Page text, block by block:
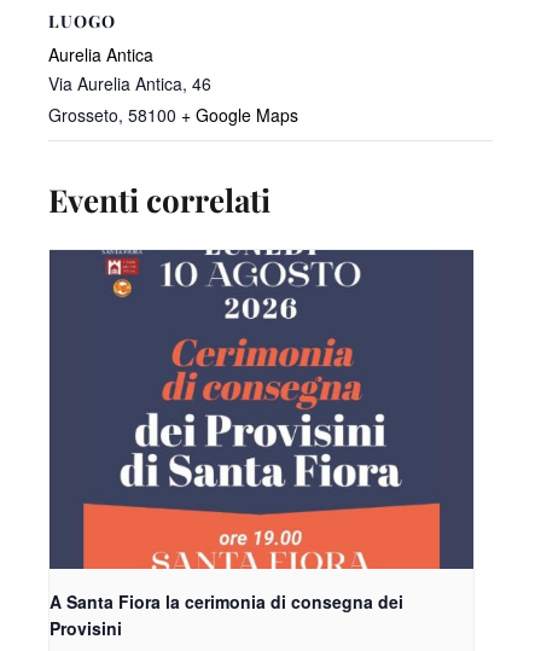
LUOGO
Aurelia Antica
Via Aurelia Antica, 46
Grosseto, 58100 + Google Maps
Eventi correlati
A Santa Fiora la cerimonia di consegna dei
Provisini